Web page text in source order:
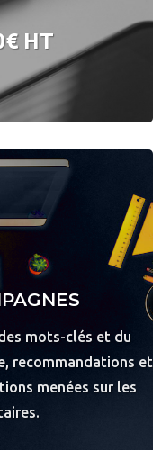
HT
mots-clés et du
recommandations et
menées sur les